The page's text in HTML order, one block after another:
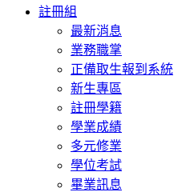
註冊組
最新消息
業務職掌
正備取生報到系統
新生專區
註冊學籍
學業成績
多元修業
學位考試
畢業訊息